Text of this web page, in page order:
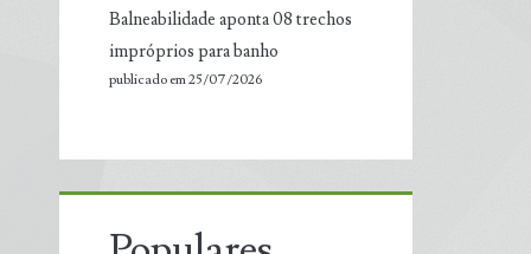
Balneabilidade aponta 08 trechos
impróprios para banho
publicado em 25/07/2026